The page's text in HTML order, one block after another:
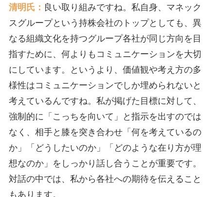
清明氏： 良い取り組みですね。私自身、マネック
スグループという持株会社のトップとしても、異
なる組織文化を持つグループ各社が同じ方向を目
指すために、何よりもコミュニケーションを大切
にしています。というより、価値観や考え方の多
様性はコミュニケーションでしか埋められないと
考えているんですね。私が掲げた目標に対して、
強制的に「こっちを向いて」と指示を出すのでは
なく、相手と膝を突き合わせ「何を考えているの
か」「どうしたいのか」「どのような在り方が理
想なのか」をしっかり話し合うことが重要です。
対話の中では、私から各社への期待を伝えること
もあります。